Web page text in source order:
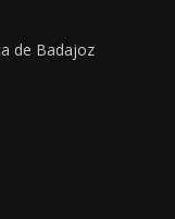
de Badajoz